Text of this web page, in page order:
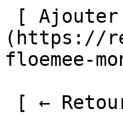
(https://
floemee-